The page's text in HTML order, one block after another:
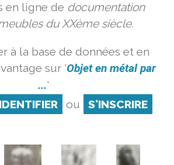
en ligne de documentation
du XXème siècle.
à la base de données et en
sur 'Objet en métal par
...'
ou S'INSCRIRE